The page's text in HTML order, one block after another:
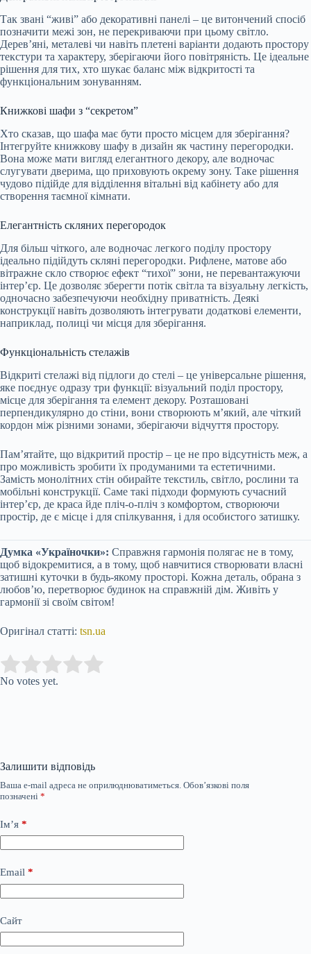
Так звані “живі” або декоративні панелі – це витончений спосіб
позначити межі зон, не перекриваючи при цьому світло.
Дерев’яні, металеві чи навіть плетені варіанти додають простору
текстури та характеру, зберігаючи його повітряність. Це ідеальне
рішення для тих, хто шукає баланс між відкритості та
функціональним зонуванням.
Книжкові шафи з “секретом”
Хто сказав, що шафа має бути просто місцем для зберігання?
Інтегруйте книжкову шафу в дизайн як частину перегородки.
Вона може мати вигляд елегантного декору, але водночас
слугувати дверима, що приховують окрему зону. Таке рішення
чудово підійде для відділення вітальні від кабінету або для
створення таємної кімнати.
Елегантність скляних перегородок
Для більш чіткого, але водночас легкого поділу простору
ідеально підійдуть скляні перегородки. Рифлене, матове або
вітражне скло створює ефект “тихої” зони, не перевантажуючи
інтер’єр. Це дозволяє зберегти потік світла та візуальну легкість,
одночасно забезпечуючи необхідну приватність. Деякі
конструкції навіть дозволяють інтегрувати додаткові елементи,
наприклад, полиці чи місця для зберігання.
Функціональність стелажів
Відкриті стелажі від підлоги до стелі – це універсальне рішення,
яке поєднує одразу три функції: візуальний поділ простору,
місце для зберігання та елемент декору. Розташовані
перпендикулярно до стіни, вони створюють м’який, але чіткий
кордон між різними зонами, зберігаючи відчуття простору.
Пам’ятайте, що відкритий простір – це не про відсутність меж, а
про можливість зробити їх продуманими та естетичними.
Замість монолітних стін обирайте текстиль, світло, рослини та
мобільні конструкції. Саме такі підходи формують сучасний
інтер’єр, де краса йде пліч-о-пліч з комфортом, створюючи
простір, де є місце і для спілкування, і для особистого затишку.
Думка «Україночки»: Справжня гармонія полягає не в тому,
щоб відокремитися, а в тому, щоб навчитися створювати власні
затишні куточки в будь-якому просторі. Кожна деталь, обрана з
любов’ю, перетворює будинок на справжній дім. Живіть у
гармонії зі своїм світом!
Оригінал статті: tsn.ua
Rate this item:
No votes yet.
Залишити відповідь
Ваша e-mail адреса не оприлюднюватиметься. Обов’язкові поля
позначені *
Ім’я *
Email *
Сайт